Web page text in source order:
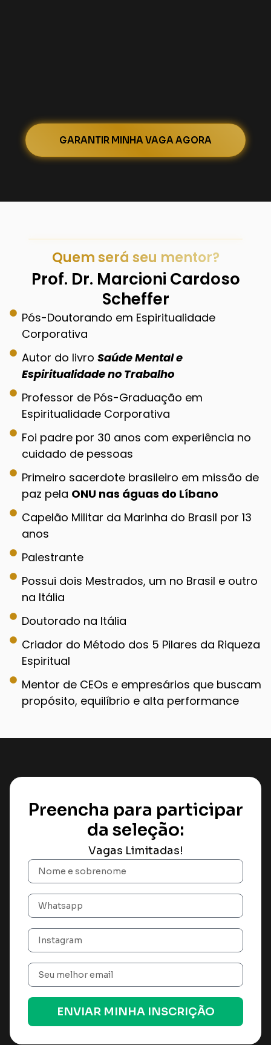
GARANTIR MINHA VAGA AGORA
Quem será seu mentor?
Prof. Dr. Marcioni Cardoso
Scheffer
Pós-Doutorando em Espiritualidade
Corporativa
Autor do livro Saúde Mental e
Espiritualidade no Trabalho
Professor de Pós-Graduação em
Espiritualidade Corporativa
Foi padre por 30 anos com experiência no
cuidado de pessoas
Primeiro sacerdote brasileiro em missão de
paz pela ONU nas águas do Líbano
Capelão Militar da Marinha do Brasil por 13
anos
Palestrante
Possui dois Mestrados, um no Brasil e outro
na Itália
Doutorado na Itália
Criador do Método dos 5 Pilares da Riqueza
Espiritual
Mentor de CEOs e empresários que buscam
propósito, equilíbrio e alta performance
Preencha para participar
da seleção:
Vagas Limitadas!
ENVIAR MINHA INSCRIÇÃO